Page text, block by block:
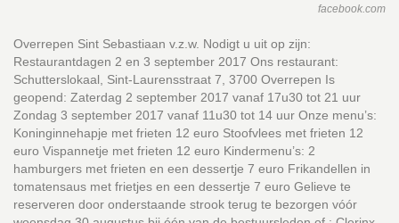
facebook.com
Overrepen Sint Sebastiaan v.z.w. Nodigt u uit op zijn:
Restaurantdagen 2 en 3 september 2017 Ons restaurant:
Schutterslokaal, Sint-Laurensstraat 7, 3700 Overrepen Is
geopend: Zaterdag 2 september 2017 vanaf 17u30 tot 21 uur
Zondag 3 september 2017 vanaf 11u30 tot 14 uur Onze menu’s:
Koninginnehapje met frieten 12 euro Stoofvlees met frieten 12
euro Vispannetje met frieten 12 euro Kindermenu’s: 2
hamburgers met frieten en een dessertje 7 euro Frikandellen in
tomatensaus met frietjes en een dessertje 7 euro Gelieve te
reserveren door onderstaande strook terug te bezorgen vóór